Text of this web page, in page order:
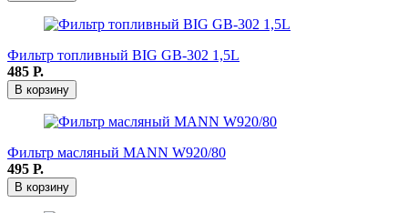
Фильтр топливный BIG GB-302 1,5L
485 Р.
В корзину
Фильтр масляный MANN W920/80
495 Р.
В корзину